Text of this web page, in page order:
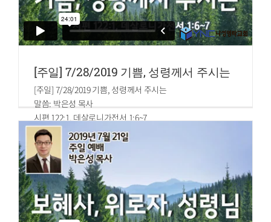
[주일] 7/28/2019 기쁨, 성령께서 주시는
[주일] 7/28/2019 기쁨, 성령께서 주시는
말씀: 박은성 목사
시편 122:1, 데살로니가전서 1:6~7
시편
사람이 내게 말하기를 여호와의 집에 올라가자 할 때에 내가
기뻐하였도다
데살로니가전셔
6.또 너희는 많은 환난 가운데서 성령의 기쁨으로 말씀을 받
아 우리와 주를 본받은 자가 되었으니
7.그러므로 너희가 마게도냐와 아가야에 있는 모든 믿는 자의